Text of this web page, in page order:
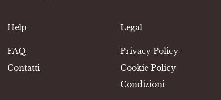
Help
FAQ
Contatti
Legal
Privacy Policy
Cookie Policy
Condizioni